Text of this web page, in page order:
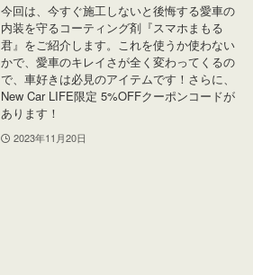
今回は、今すぐ施工しないと後悔する愛車の
内装を守るコーティング剤『スマホまもる
君』をご紹介します。これを使うか使わない
かで、愛車のキレイさが全く変わってくるの
で、車好きは必見のアイテムです！さらに、
New Car LIFE限定 5%OFFクーポンコードが
あります！
2023年11月20日